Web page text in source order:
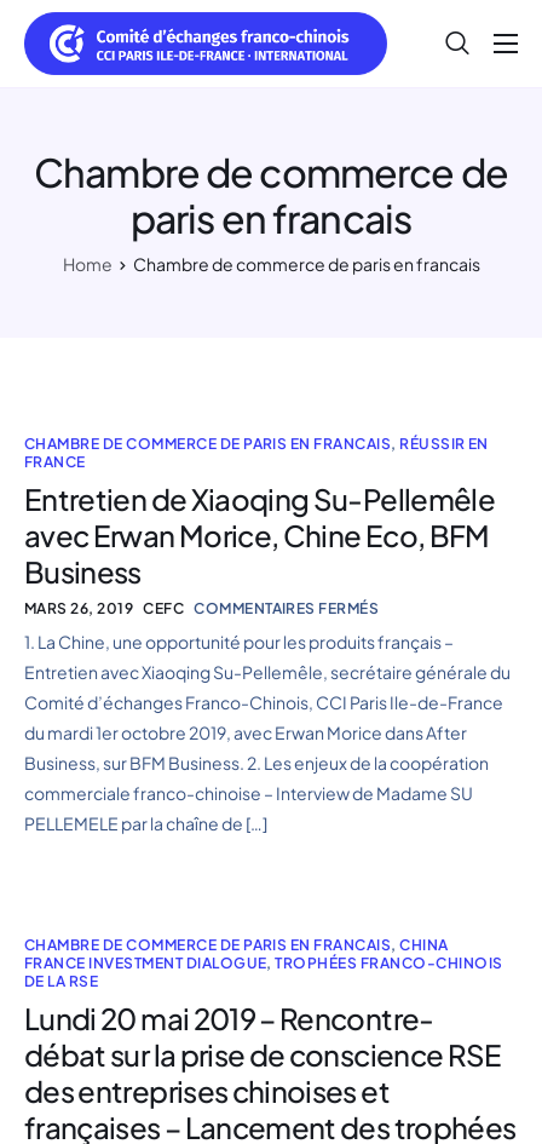
Réussir en Chine
Nos Membres
Qui sommes nous ?
Chambre de commerce de
paris en francais
Home Chambre de commerce de paris en francais
CHAMBRE DE COMMERCE DE PARIS EN FRANCAIS, RÉUSSIR EN
FRANCE
Entretien de Xiaoqing Su-Pellemêle
avec Erwan Morice, Chine Eco, BFM
Business
MARS 26, 2019 CEFC COMMENTAIRES FERMÉS
1. La Chine, une opportunité pour les produits français –
Entretien avec Xiaoqing Su-Pellemêle, secrétaire générale du
Comité d’échanges Franco-Chinois, CCI Paris Ile-de-France
du mardi 1er octobre 2019, avec Erwan Morice dans After
Business, sur BFM Business. 2. Les enjeux de la coopération
commerciale franco-chinoise – Interview de Madame SU
PELLEMELE par la chaîne de […]
CHAMBRE DE COMMERCE DE PARIS EN FRANCAIS,CHINA
FRANCE INVESTMENT DIALOGUE,TROPHÉES FRANCO-CHINOIS
DE LA RSE
Lundi 20 mai 2019 – Rencontre-
débat sur la prise de conscience RSE
des entreprises chinoises et
françaises – Lancement des trophées